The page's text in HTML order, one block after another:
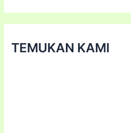
TEMUKAN KAMI